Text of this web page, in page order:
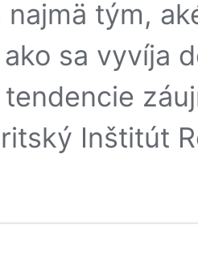
najmä tým,
sa vyvíja
Inštitút